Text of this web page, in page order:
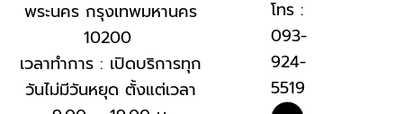
พระนคร กรุงเทพมหานคร
10200
เวลาทำการ : เปิดบริการทุก
วันไม่มีวันหยุด ตั้งแต่เวลา
โทร :
093-
924-
5519